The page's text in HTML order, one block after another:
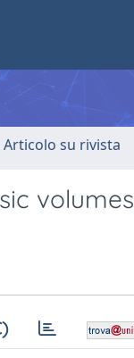
Articolo su rivista
volumes